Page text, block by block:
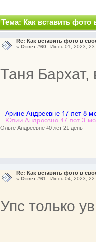
Тема: Как вставить фото
Re: Как вставить фото в
« Ответ #60 :Июнь 01, 2023,
Таня
Ольге Андреевне 40 лет 21 день
Re: Как вставить фото в
« Ответ #61 :Июнь 04, 2023,
Упс только